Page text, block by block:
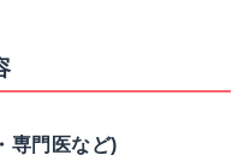
専門医など)